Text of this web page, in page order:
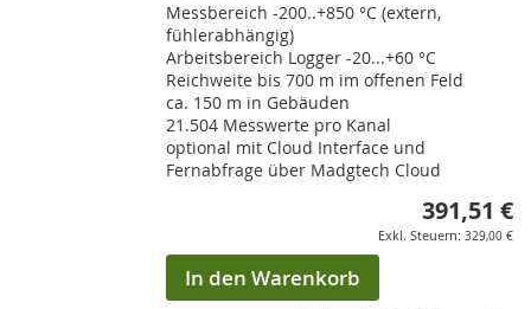
Messbereich -200..+850 °C (extern,
fühlerabhängig)
Arbeitsbereich Logger -20...+60 °C
Reichweite bis 700 m im offenen Feld
ca. 150 m in Gebäuden
21.504 Messwerte pro Kanal
optional mit Cloud Interface und
Fernabfrage über Madgtech Cloud
391,51 €
329,00 €
In den Warenkorb